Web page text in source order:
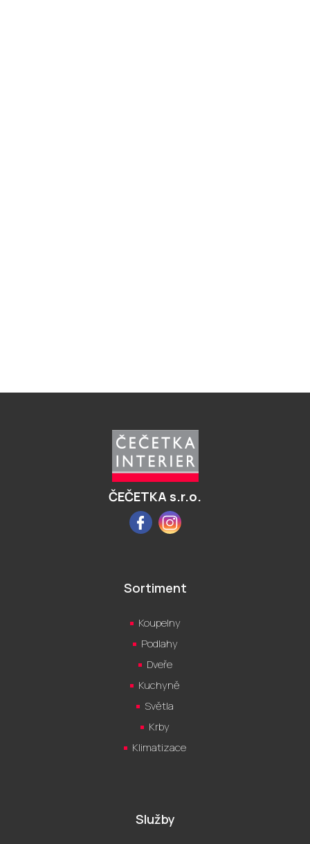
ČEČETKA s.r.o.
FacebookInstagram
Sortiment
Koupelny
Podlahy
Dveře
Kuchyně
Světla
Krby
Klimatizace
Služby